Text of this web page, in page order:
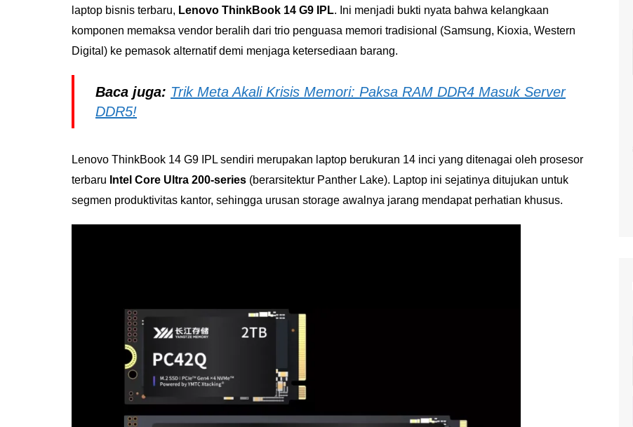
laptop bisnis terbaru, Lenovo ThinkBook 14 G9 IPL. Ini menjadi bukti nyata bahwa kelangkaan
komponen memaksa vendor beralih dari trio penguasa memori tradisional (Samsung, Kioxia, Western
Digital) ke pemasok alternatif demi menjaga ketersediaan barang.
Baca juga: Trik Meta Akali Krisis Memori: Paksa RAM DDR4 Masuk Server
DDR5!
Lenovo ThinkBook 14 G9 IPL sendiri merupakan laptop berukuran 14 inci yang ditenagai oleh prosesor
terbaru Intel Core Ultra 200-series (berarsitektur Panther Lake). Laptop ini sejatinya ditujukan untuk
segmen produktivitas kantor, sehingga urusan storage awalnya jarang mendapat perhatian khusus.